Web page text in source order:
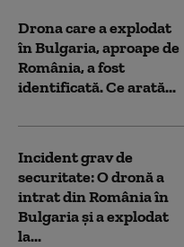
Drona care a explodat
în Bulgaria, aproape de
România, a fost
identificată. Ce arată...
Incident grav de
securitate: O dronă a
intrat din România în
Bulgaria şi a explodat
la...